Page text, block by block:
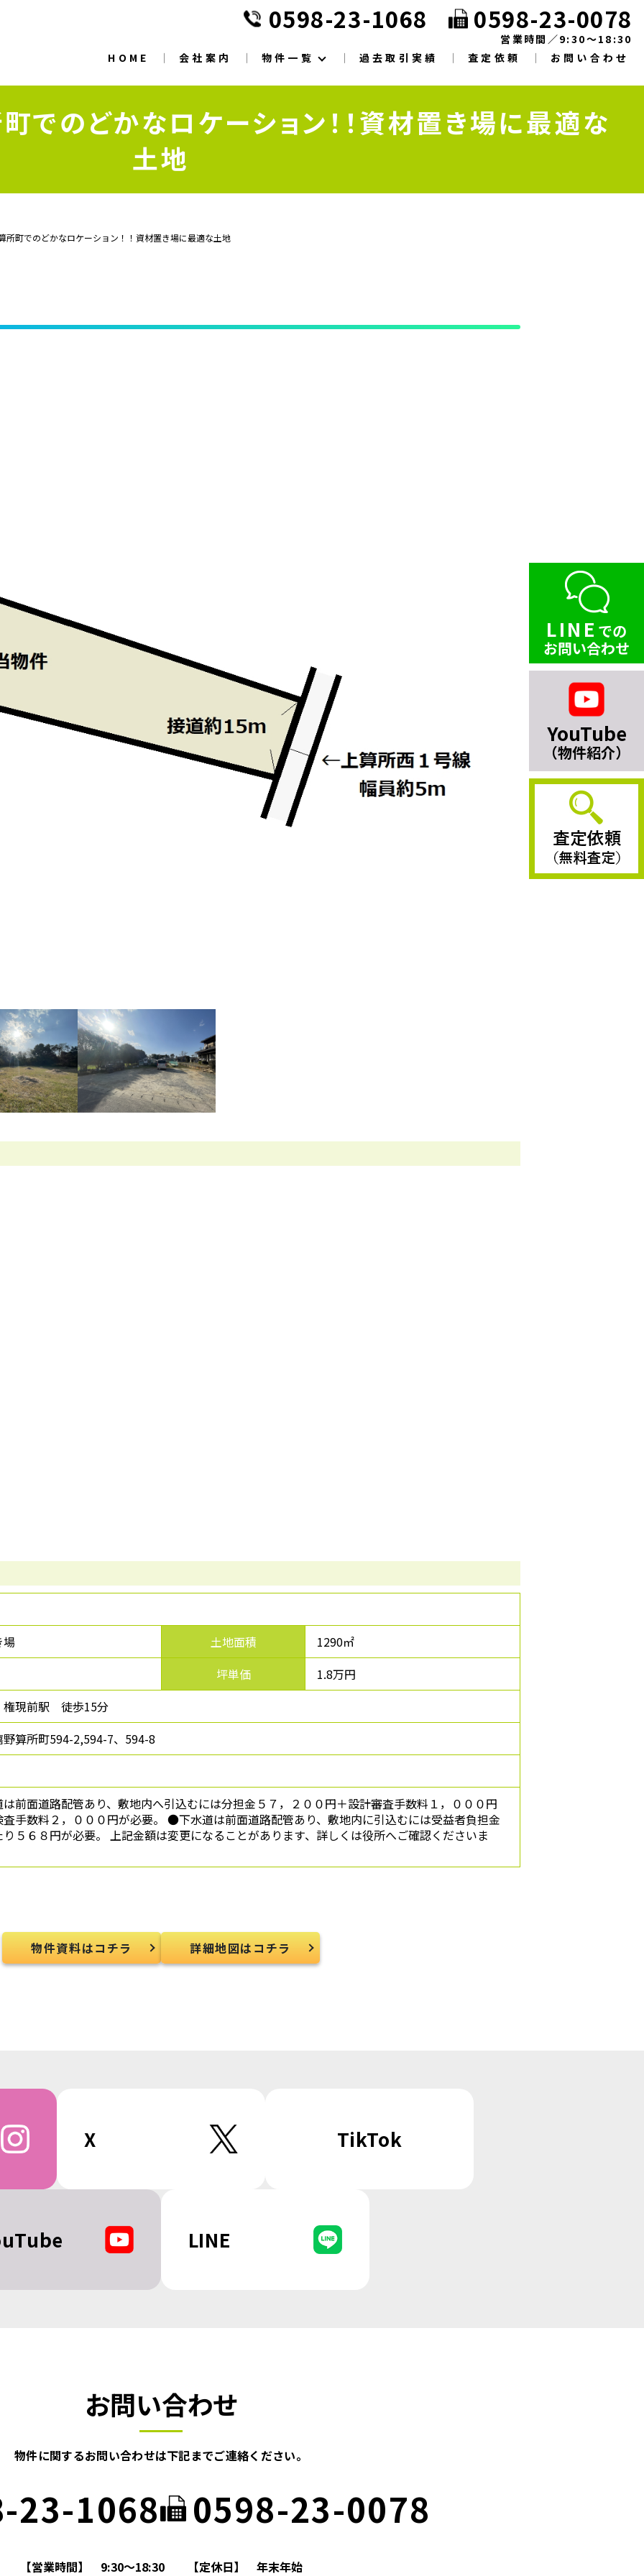
HOME 会社案内 物件一覧 過去取引実績 査定依頼 お問い合わせ
0598-23-1068 0598-23-0078
営業時間／9:30～18:30
でのどかなロケーション！！資材置き場に最適な
土地
所町でのどかなロケーション！！資材置き場に最適な土地
場 土地面積
1290㎡
坪単価
1.8万円
現前駅 徒歩15分
野算所町594-2,594-7、594-8
前面道路配管あり、敷地内へ引込むには分担金５７，２００円＋設計審査手数料１，０００円
手数料２，０００円が必要。 ●下水道は前面道路配管あり、敷地内に引込むには受益者負担金
５６８円が必要。 上記金額は変更になることがあります、詳しくは役所へご確認くださいま
物件資料はコチラ 詳細地図はコチラ
X TikTok
LINE
お問い合わせ
物件に関するお問い合わせは下記までご連絡ください。
23-1068 0598-23-0078
【営業時間】 9:30～18:30 【定休日】 年末年始
LINE での
お問い合わせ
YouTube
（物件紹介）